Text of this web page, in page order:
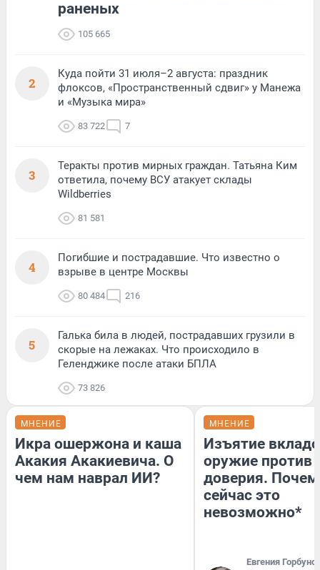
раненых
105 665
2
Куда пойти 31 июля–2 августа: праздник
флоксов, «Пространственный сдвиг» у Манежа
и «Музыка мира»
83 722 7
3
Теракты против мирных граждан. Татьяна Ким
ответила, почему ВСУ атакует склады
Wildberries
81 581
4
Погибшие и пострадавшие. Что известно о
взрыве в центре Москвы
80 484 216
5
Галька била в людей, пострадавших грузили в
скорые на лежаках. Что происходило в
Геленджике после атаки БПЛА
73 826
МНЕНИЕ
Икра ошержона и каша
Акакия Акакиевича. О
чем нам наврал ИИ?
МНЕНИЕ
Изъятие
оружие против
доверия.
сейчас это
невозможно*
Евгения